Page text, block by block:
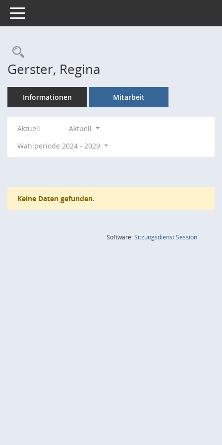
Toggle navigation
Rechercheauswahl
Gerster, Regina
Informationen Mitarbeit
Aktuell
Aktuell
Wahlperiode 2024 - 2029
Keine Daten gefunden.
Software:SitzungsdienstSession(Wird in